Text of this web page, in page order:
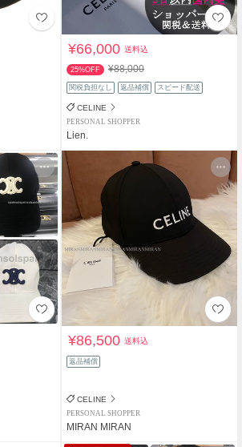
¥66,000送料込
25%OFF ¥88,000
関税負担なし 返品補償 スピード配送
CELINE
PERSONAL SHOPPER
Lien.
¥86,500送料込
返品補償
CELINE
PERSONAL SHOPPER
MIRAN MIRAN